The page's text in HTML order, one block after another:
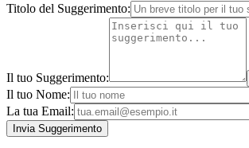
Titolo del Suggerimento:
Il tuo Suggerimento:
Il tuo Nome:
La tua Email: